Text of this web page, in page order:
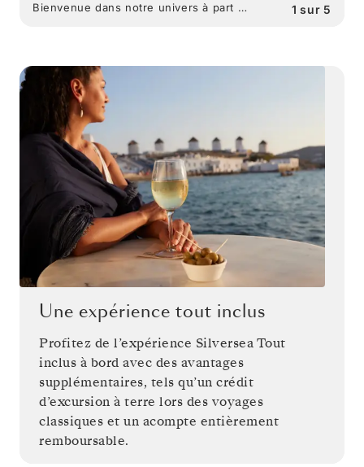
1 sur 5
Bienvenue dans notre univers à part …
Une expérience tout inclus
Profitez de l’expérience Silversea Tout
inclus à bord avec des avantages
supplémentaires, tels qu’un crédit
d’excursion à terre lors des voyages
classiques et un acompte entièrement